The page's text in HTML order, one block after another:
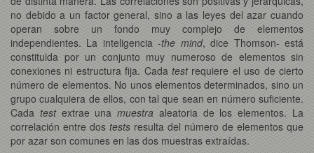
no debido a un factor general, sino a las leyes del azar cuando
operan sobre un fondo muy complejo de elementos
independientes. La inteligencia -the mind, dice Thomson- está
constituida por un conjunto muy numeroso de elementos sin
conexiones ni estructura fija. Cada testrequiere el uso de cierto
número de elementos. No unos elementos determinados, sino un
grupo cualquiera de ellos, con tal que sean en número suficiente.
Cada testextrae unamuestra aleatoria de los elementos. La
correlación entre dos tests resulta del número de elementos que
por azar son comunes en las dos muestras extraídas.